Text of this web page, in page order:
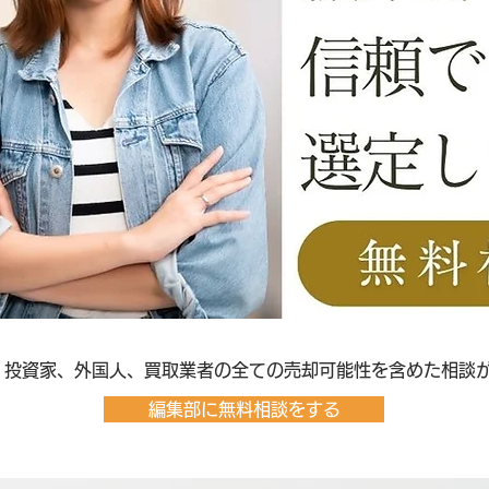
投資家、外国人、買取業者の全ての売却可能性を含めた相談
編集部に無料相談をする